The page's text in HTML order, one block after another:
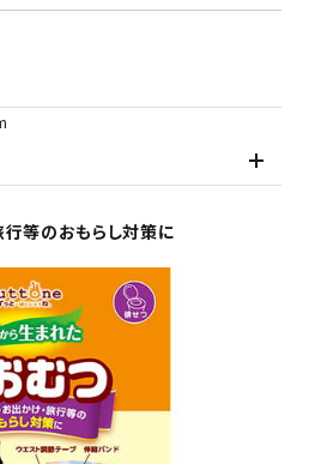
等のおもらし対策に